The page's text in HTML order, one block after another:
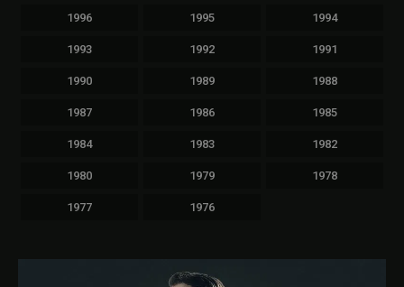
1996 1995 1994
1993 1992 1991
1990 1989 1988
1987 1986 1985
1984 1983 1982
1980 1979 1978
1977 1976